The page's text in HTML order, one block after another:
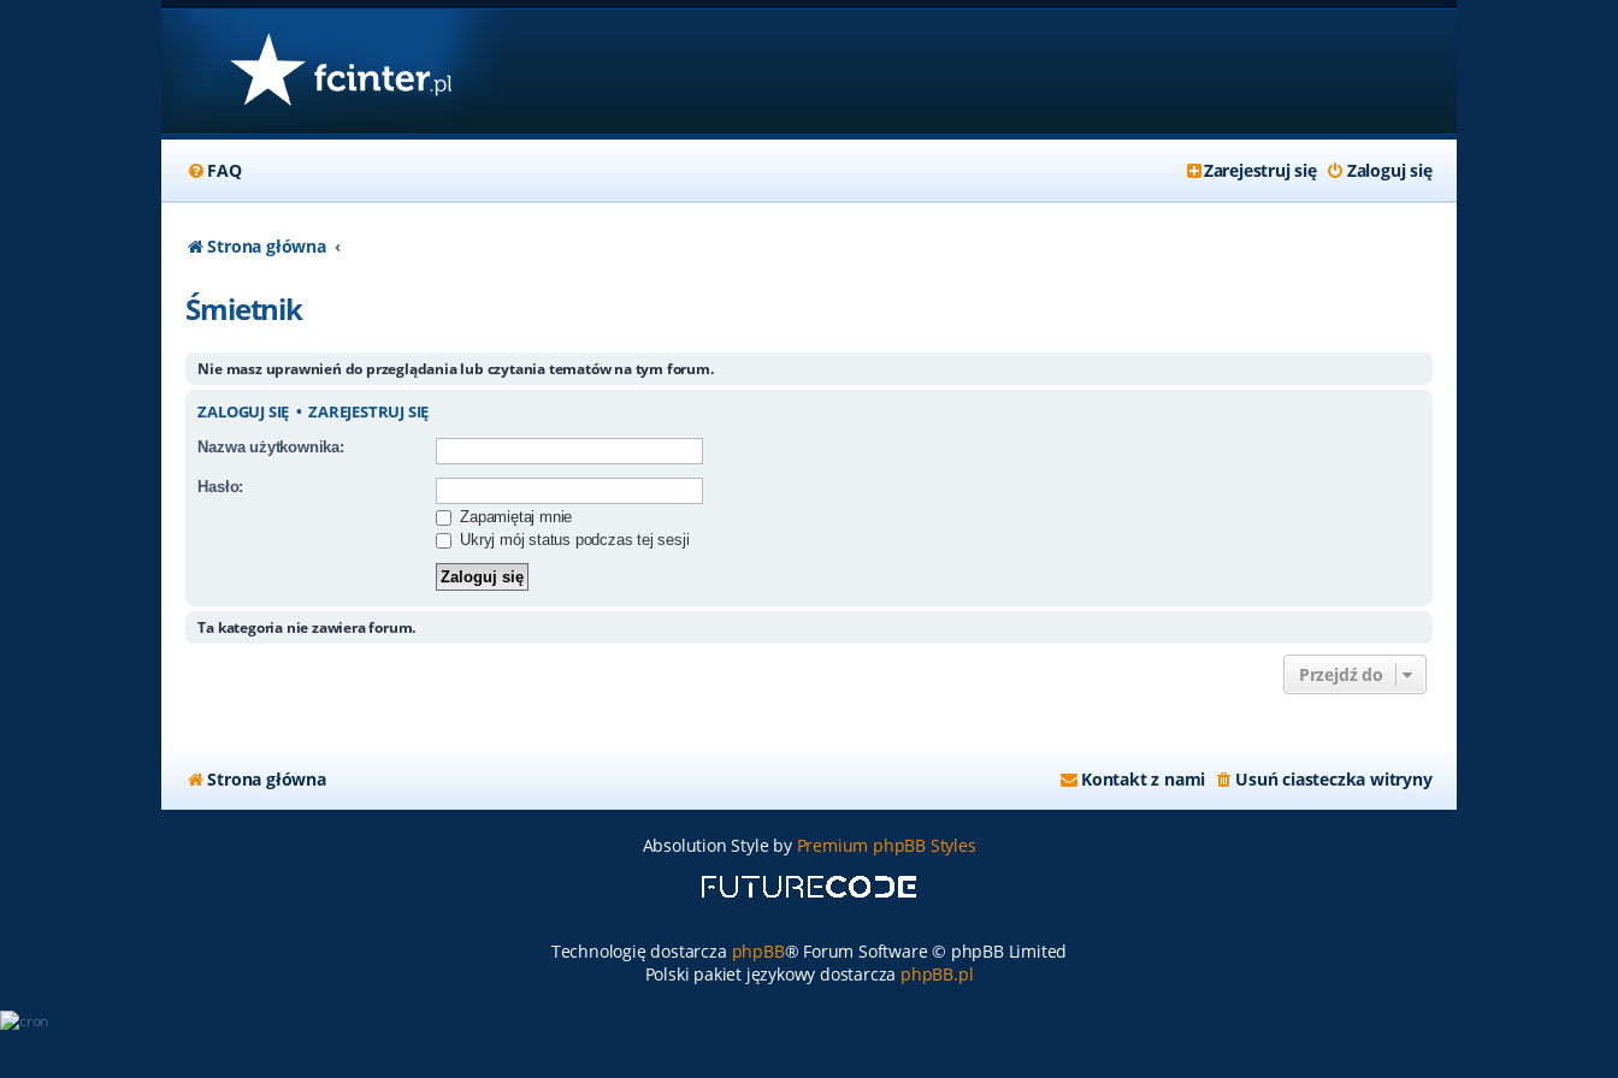
FAQ Zaloguj się
Zarejestruj się
Strona główna
Śmietnik
Nie masz uprawnień do przeglądania lub czytania tematów na tym forum.
ZALOGUJ SIĘ •ZAREJESTRUJ SIĘ
Nazwa użytkownika:
Hasło:
Zapamiętaj mnie
Ukryj mój status podczas tej sesji
Ta kategoria nie zawiera forum.
Przejdź do
Strona główna Usuń ciasteczka witryny
Kontakt z nami
Absolution Style by Premium phpBB Styles
Technologię dostarcza phpBB® Forum Software © phpBB Limited
Polski pakiet językowy dostarcza phpBB.pl